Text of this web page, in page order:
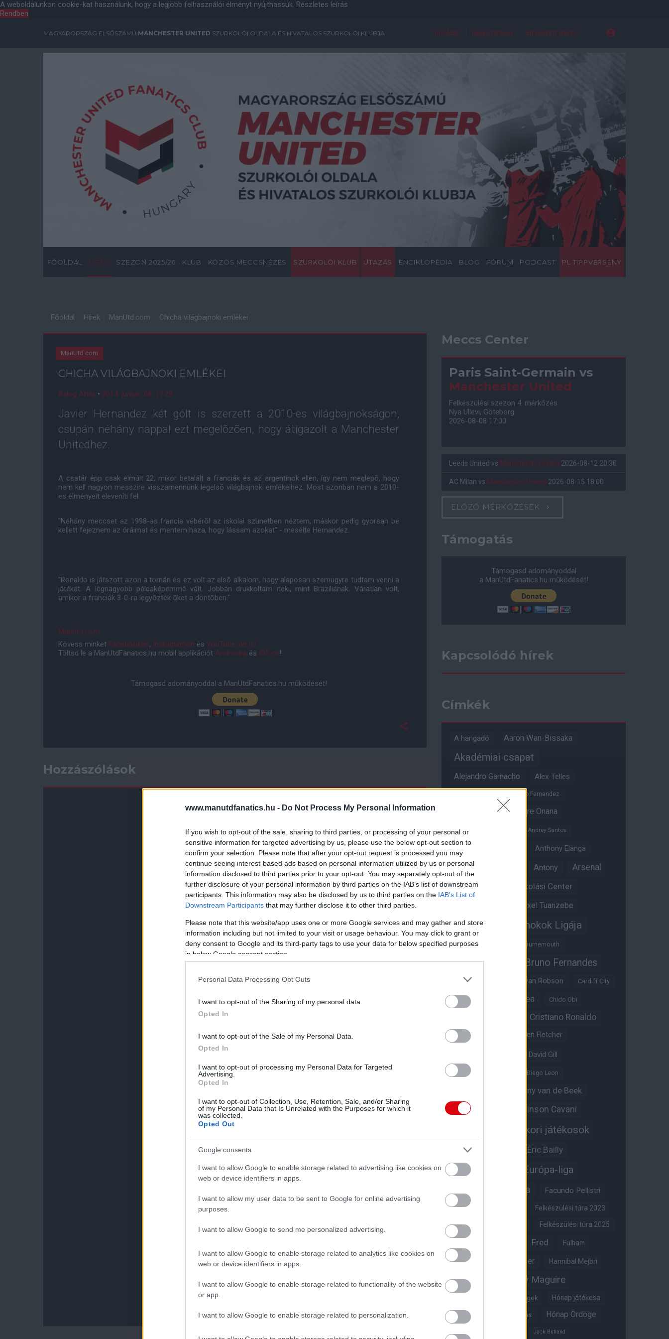
www.manutdfanatics.hu - Do Not Process My Personal Information
If you wish to opt-out of the sale, sharing to third parties, or processing of your personal or
sensitive information for targeted advertising by us, please use the below opt-out section to
confirm your selection. Please note that after your opt-out request is processed you may
continue seeing interest-based ads based on personal information utilized by us or personal
information disclosed to third parties prior to your opt-out. You may separately opt-out of the
further disclosure of your personal information by third parties on the IAB’s list of downstream
participants. This information may also be disclosed by us to third parties on the IAB’s List of
Downstream Participants that may further disclose it to other third parties.
Please note that this website/app uses one or more Google services and may gather and store
information including but not limited to your visit or usage behaviour. You may click to grant or
deny consent to Google and its third-party tags to use your data for below specified purposes
in below Google consent section.
Personal Data Processing Opt Outs
I want to opt-out of the Sharing of my personal data.
Opted In
I want to opt-out of the Sale of my Personal Data.
Opted In
I want to opt-out of processing my Personal Data for Targeted
Advertising.
Opted In
I want to opt-out of Collection, Use, Retention, Sale, and/or Sharing
of my Personal Data that Is Unrelated with the Purposes for which it
was collected.
Opted Out
Google consents
I want to allow Google to enable storage related to advertising like cookies on
web or device identifiers in apps.
I want to allow my user data to be sent to Google for online advertising
purposes.
I want to allow Google to send me personalized advertising.
I want to allow Google to enable storage related to analytics like cookies on
web or device identifiers in apps.
I want to allow Google to enable storage related to functionality of the website
or app.
I want to allow Google to enable storage related to personalization.
A weboldalunkon cookie-kat használunk, hogy a legjobb felhasználói élményt nyújthassuk. Részletes leírás
Rendben
MAGYARORSZÁG ELSŐSZÁMÚ MANCHESTER UNITED SZURKOLÓI OLDALA ÉS HIVATALOS SZURKOLÓI KLUBJA Főoldal Regisztráció Elfelejtett jelszó
FŐOLDAL HÍREK SZEZON 2025/26 KLUB KÖZÖS MECCSNÉZÉS SZURKOLÓI KLUB UTAZÁS ENCIKLOPÉDIA BLOG FÓRUM PODCAST PL TIPPVERSENY
Főoldal Hírek ManUtd.com Chicha világbajnoki emlékei
ManUtd.com
CHICHA VILÁGBAJNOKI EMLÉKEI
Balog Attila • 2014. június. 08. 17:29
Javier Hernandez két gólt is szerzett a 2010-es világbajnokságon,
csupán néhány nappal ezt megelõzõen, hogy átigazolt a Manchester
Unitedhez.
A csatár épp csak elmúlt 22, mikor betalált a franciák és az argentínok ellen, így nem meglepõ, hogy
nem kell nagyon messzire visszamennünk legelsõ világbajnoki emlékeihez. Most azonban nem a 2010-
es élményeit eleveníti fel.
"Néhány meccset az 1998-as francia vébérõl az iskolai szünetben néztem, máskor pedig gyorsan be
kellett fejeznem az óráimat és mentem haza, hogy lássam azokat" - mesélte Hernandez.
"Ronaldo is játszott azon a tornán és ez volt az elsõ alkalom, hogy alaposan szemügyre tudtam venni a
játékát. A legnagyobb példaképemmé vált. Jobban drukkoltam neki, mint Brazíliának. Váratlan volt,
amikor a franciák 3-0-ra legyõzték õket a döntõben."
ManUtd.com
Kövess minket Facebookon, Instagramon és YouTube-on is!
Töltsd le a ManUtdFanatics.hu mobil applikációt Androidra és iOS-re!
Támogasd adományoddal a ManUtdFanatics.hu működését!
Hozzászólások
Meccs Center
Paris Saint-Germain vs
Manchester United
Felkészülési szezon 4. mérkőzés
Nya Ullevi, Göteborg
2026-08-08 17:00
Leeds United vs Manchester United 2026-08-12 20:30
AC Milan vs Manchester United 2026-08-15 18:00
ELŐZŐ MÉRKŐZÉSEK
Támogatás
Támogasd adományoddal
a ManUtdFanatics.hu működését!
Kapcsolódó hírek
Címkék
A hangadó Aaron Wan-Bissaka
Akadémiai csapat
Alejandro Garnacho Alex Telles
Alvaro Fernandez
Amad Diallo
Andre Onana
Andreas Pereira
Andrey Santos
Angol válogatott Anthony Elanga
Anthony Martial Antony Arsenal
Aston Villa Átigazolási Center
Axel Tuanzebe
Ayden Heaven Bajnokok Ligája
Benjamin Sesko Bournemouth
Brandon Williams Bruno Fernandes
Bryan Mbeumo Bryan Robson Cardiff City
Casemiro Chelsea Chido Obi
Cristiano Ronaldo
Crystal Palace Darren Fletcher
David Gill
Dean Henderson Diego Leon
Donny van de Beek
Ed Woodward
Edinson Cavani
Egykori játékosok
Érdekességek Eric Bailly
Erik ten Hag Európa-liga
FA-kupa Facundo Pellistri
Felkészülési túra 2022 Felkészülési túra 2023
Felkészülési túra 2024 Felkészülési túra 2025
Fred Fulham
Gary Neville Glazer Hannibal Mejbri
Harry Amass Harry Maguire
Híres magyar Vörös Ördögök Hónap játékosa
Hónap legjobbja szavazás Hónap Ördöge
Jack Butland